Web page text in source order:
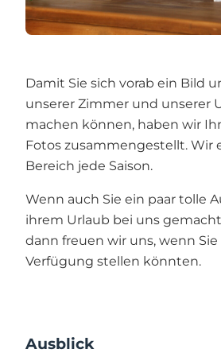
Damit Sie sich vorab ein Bild
unserer Zimmer und unserer
machen können, haben wir
Fotos zusammengestellt. Wir
Bereich jede Saison.
Wenn auch Sie ein paar tolle
ihrem Urlaub bei uns
dann freuen wir uns, wenn
Verfügung stellen könnten.
Ausblick